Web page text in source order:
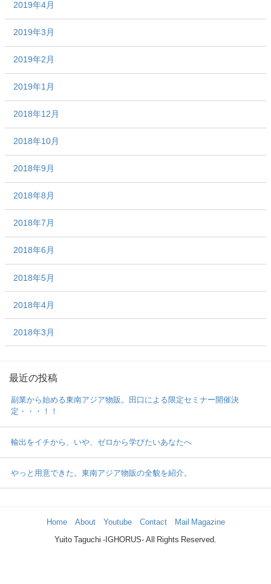
2019年4月
2019年3月
2019年2月
2019年1月
2018年12月
2018年10月
2018年9月
2018年8月
2018年7月
2018年6月
2018年5月
2018年4月
2018年3月
最近の投稿
副業から始める東南アジア物販。田口による限定セミナー開催決
定・・・！！
輸出をイチから、いや、ゼロから学びたいあなたへ
やっと用意できた。東南アジア物販の全貌を紹介。
Home About Youtube Contact Mail Magazine
Yuito Taguchi -IGHORUS- All Rights Reserved.